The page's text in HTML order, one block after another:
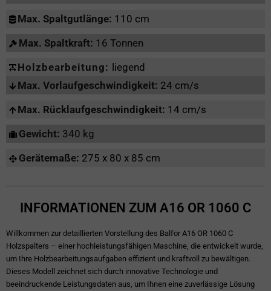
Max. Spaltgutlänge: 110 cm
Max. Spaltkraft: 16 Tonnen
Holzbearbeitung: liegend
Max. Vorlaufgeschwindigkeit: 24 cm/s
Max. Rücklaufgeschwindigkeit: 14 cm/s
Gewicht: 340 kg
Gerätemaße: 275 x 80 x 85 cm
INFORMATIONEN ZUM A16 OR 1060 C
Willkommen zur detaillierten Vorstellung des Balfor A16 OR 1060 C
Holzspalters – einer hochleistungsfähigen Maschine, die entwickelt wurde,
um Ihre Holzbearbeitungsaufgaben effizient und kraftvoll zu bewältigen.
Dieses Modell zeichnet sich durch innovative Technologie und
beeindruckende Leistungsdaten aus, um Ihnen eine zuverlässige Lösung